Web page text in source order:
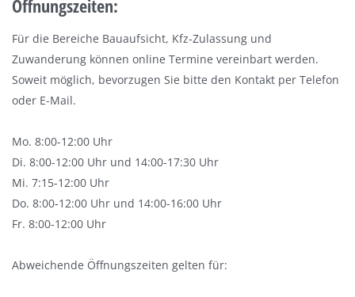
Öffnungszeiten:
Für die Bereiche Bauaufsicht, Kfz-Zulassung und
Zuwanderung können online Termine vereinbart werden.
Soweit möglich, bevorzugen Sie bitte den Kontakt per Telefon
oder E-Mail.
Mo. 8:00-12:00 Uhr
Di. 8:00-12:00 Uhr und 14:00-17:30 Uhr
Mi. 7:15-12:00 Uhr
Do. 8:00-12:00 Uhr und 14:00-16:00 Uhr
Fr. 8:00-12:00 Uhr
Abweichende Öffnungszeiten gelten für: